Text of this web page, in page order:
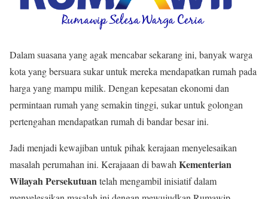
Dalam suasana yang agak mencabar sekarang ini, banyak warga
kota yang bersuara sukar untuk mereka mendapatkan rumah pada
harga yang mampu milik. Dengan kepesatan ekonomi dan
permintaan rumah yang semakin tinggi, sukar untuk golongan
pertengahan mendapatkan rumah di bandar besar ini.
Jadi menjadi kewajiban untuk pihak kerajaan menyelesaikan
masalah perumahan ini. Kerajaaan di bawah Kementerian
Wilayah Persekutuantelah mengambil inisiatif dalam